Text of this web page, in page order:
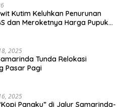
Kutim Keluhkan Penurunan
dan Meroketnya Harga Pupuk
2025
Tunda Relokasi
Pasar Pagi
2025
Pangku” di Jalur Samarinda-